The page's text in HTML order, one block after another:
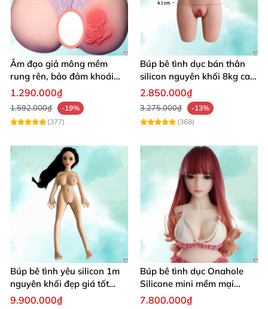
Âm đạo giả mông mềm
rung rên, bảo đảm khoái
cảm vượt trội
1.290.000₫
1.592.000₫
-19%
(377)
Búp bê tình dục bán thân
silicon nguyên khối 8kg cao
cấp mô phỏng người thật
2.850.000₫
3.275.000₫
-13%
(368)
Búp bê tình yêu silicon 1m
nguyên khối đẹp giá tốt
giao nhanh
9.900.000₫
Búp bê tình dục Onahole
Silicone mini mềm mại
54cm
7.800.000₫